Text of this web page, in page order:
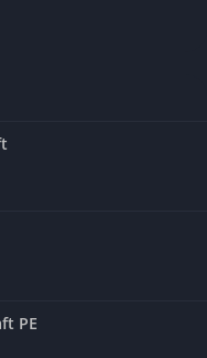
PE